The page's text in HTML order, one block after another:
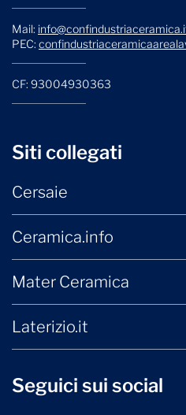
Mail:
PEC:
CF: 93004930363
Siti collegati
Cersaie
Ceramica.info
Mater Ceramica
Laterizio.it
Seguici sui social